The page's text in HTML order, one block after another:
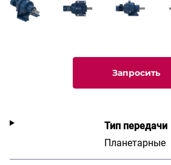
Запросить
Тип передачи
Планетарные